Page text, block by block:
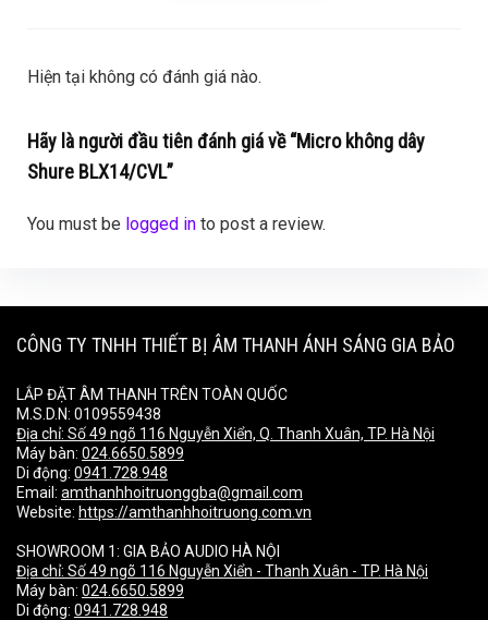
Hiện tại không có đánh giá nào.
Hãy là người đầu tiên đánh giá về “Micro không dây
Shure BLX14/CVL”
You must be logged in to post a review.
CÔNG TY TNHH THIẾT BỊ ÂM THANH ÁNH SÁNG GIA BẢO
LẮP ĐẶT ÂM THANH TRÊN TOÀN QUỐC
M.S.D.N: 0109559438
Địa chỉ: Số 49 ngõ 116 Nguyễn Xiển, Q. Thanh Xuân, TP. Hà Nội
Máy bàn: 024.6650.5899
Di động: 0941.728.948
Email: amthanhhoitruonggba@gmail.com
Website: https://amthanhhoitruong.com.vn
SHOWROOM 1: GIA BẢO AUDIO HÀ NỘI
Địa chỉ: Số 49 ngõ 116 Nguyễn Xiển - Thanh Xuân - TP. Hà Nội
Máy bàn: 024.6650.5899
Di động: 0941.728.948